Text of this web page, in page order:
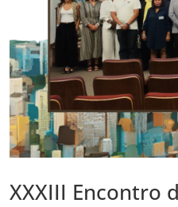
XXXIII Encontro